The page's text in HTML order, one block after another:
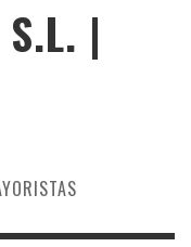
S.L. |